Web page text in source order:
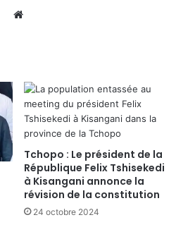
Tchopo : Le président de la
République Felix Tshisekedi
à Kisangani annonce la
révision de la constitution
24 octobre 2024